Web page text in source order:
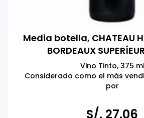
Media botella, CHATEAU
BORDEAUX
Vino Tinto, 375 ml
Considerado como el más
por
Producto de Burdeos,
Tomar bebidas alcohólicas en
S/. 27.06